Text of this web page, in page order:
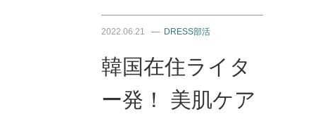
2022.06.21 DRESS部活
韓国在住ライタ
ー発！ 美肌ケア